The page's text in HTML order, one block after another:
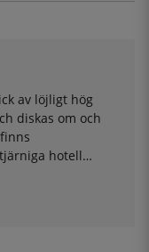
av löjligt hög
diskas om och
hotell